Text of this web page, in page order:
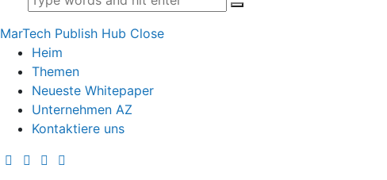
MarTech Publish Hub Close
Heim
Themen
Neueste Whitepaper
Unternehmen AZ
Kontaktiere uns